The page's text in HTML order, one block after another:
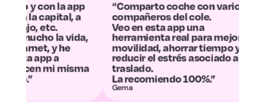
Soria
Valladolid
Zamora
“Comparto coche con varios
compañeros del cole.
Veo en esta app una
herramienta real para mejorar la
movilidad, ahorrar tiempo y
reducir el estrés asociado al
traslado.
La recomiendo 100%.”
“La
más positiva:
la mitad los
Ahora el
convertido en